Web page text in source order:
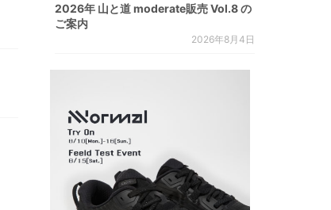
2026年 山と道 moderate販売 Vol.8 の
ご案内
2026年8月4日